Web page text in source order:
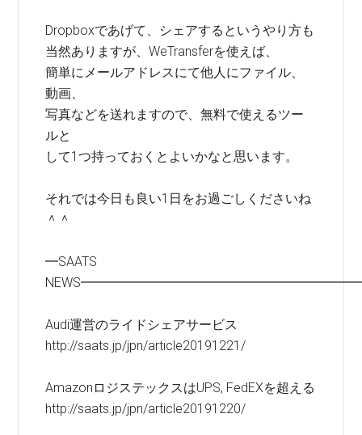
Dropboxであげて、シェアするというやり方も
当然ありますが、WeTransferを使えば、
簡単にメールアドレスにて他人にファイル、
動画、
写真などを送れますので、無料で使えるツー
ルと
して1つ持っておくとよいかなと思います。
それでは今日も良い1日をお過ごしくださいね
＾＾
━SAATS
Audi運営のライドシェアサービス
http://saats.jp/jpn/article20191221/
AmazonロジステックスはUPS, FedEXを超える
http://saats.jp/jpn/article20191220/